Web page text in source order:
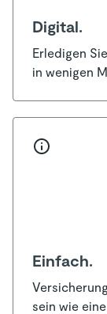
Digital.
Erledigen
in wenigen
Einfach.
sein wie